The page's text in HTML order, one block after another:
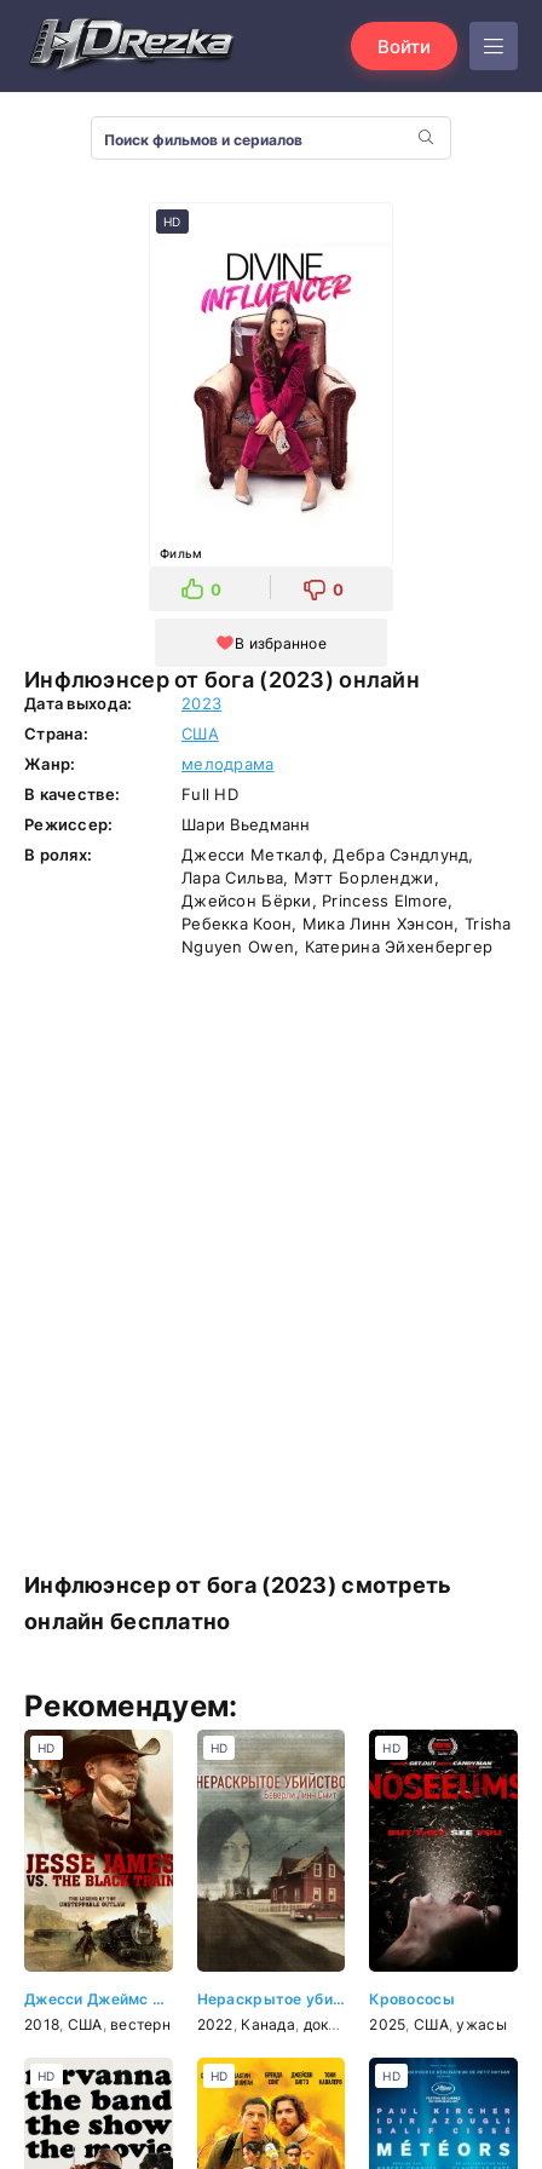
Войти
Инфлюэнсер от бога (2023) онлайн
HD
Фильм
0 0
В избранное
Дата выхода:
2023
Страна:
США
Жанр:
мелодрама
В качестве:
Full HD
Режиссер:
Шари Вьедманн
В ролях:
Джесси Меткалф, Дебра Сэндлунд,
Лара Сильва, Мэтт Борленджи,
Джейсон Бёрки, Princess Elmore,
Ребекка Коон, Мика Линн Хэнсон, Trisha
Nguyen Owen, Катерина Эйхенбергер
Инфлюэнсер от бога (2023) смотреть
онлайн бесплатно
Рекомендуем:
Джесси Джеймс против Черного Поезда
2018 США вестерн
HD
Нераскрытое убийство Беверли Линн Смит
2022 Канада документальный ,криминал
HD
Кровососы
2025 США,ужасы
HD
HD HD HD